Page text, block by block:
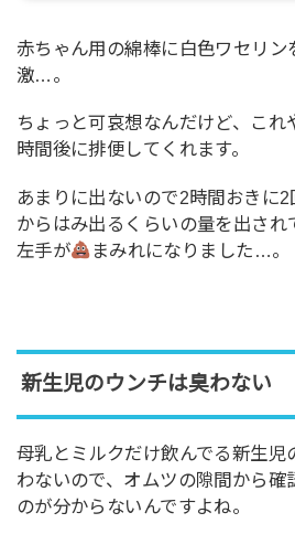
赤ちゃん用の綿棒に白色ワセリン
激…。
ちょっと可哀想なんだけど、これ
時間後に排便してくれます。
あまりに出ないので2時間おきに
からはみ出るくらいの量を出され
左手が
まみれになりました…。
新生児のウンチは臭わない
母乳とミルクだけ飲んでる新生児
わないので、オムツの隙間から確
のが分からないんですよね。